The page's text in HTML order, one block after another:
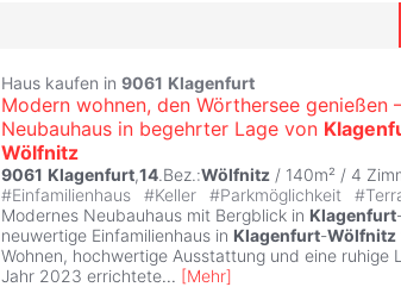
Haus kaufen in 9061 Klagenfurt
Modern wohnen, den Wörthersee genießen
Neubauhaus in begehrter Lage von
Wölfnitz
9061 Klagenfurt,14.Bez.:Wölfnitz / 140m² / 4
#Einfamilienhaus #Keller #Parkmöglichkeit #
Modernes Neubauhaus mit Bergblick in Klagenfurt
neuwertige Einfamilienhaus in Klagenfurt-Wölfnitz
Wohnen, hochwertige Ausstattung und eine ruhige
Jahr 2023 errichtete... [Mehr]